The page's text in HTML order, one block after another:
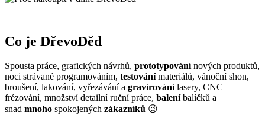
Co je DřevoDěd
Spousta práce, grafických návrhů, prototypovánínových produktů,
noci strávané programováním, testovánímateriálů, vánoční shon,
broušení, lakování, vyřezávání a gravírovánílasery, CNC
frézování, množství detailní ruční práce, baleníbalíčků a
snad mnoho spokojených zákazníků 😉